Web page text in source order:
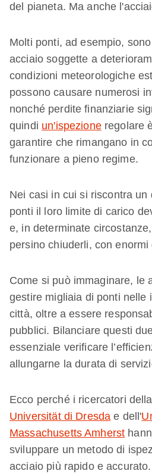
del pianeta. Ma anche
Molti ponti, ad esempio,
acciaio soggette a
condizioni meteorologiche
possono causare numerosi
nonché perdite finanziarie
quindi un'ispezioneregolare
garantire che rimangano in
funzionare a pieno regime.
Nei casi in cui si riscontra un
ponti il loro limite di carico
e, in determinate
persino chiuderli, con
Come si può immaginare, le
gestire migliaia di ponti nelle
città, oltre a essere
pubblici. Bilanciare questi
essenziale verificare
allungarne la durata di
Ecco perché i ricercatori della
Universität di Dresda e dell'
Massachusetts Amherst
sviluppare un metodo di
acciaio più rapido e accurato.